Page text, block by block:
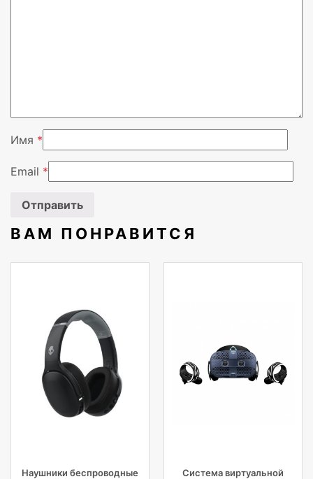
Имя *
Email *
ВАМ ПОНРАВИТСЯ
Наушники беспроводные
Система виртуальной